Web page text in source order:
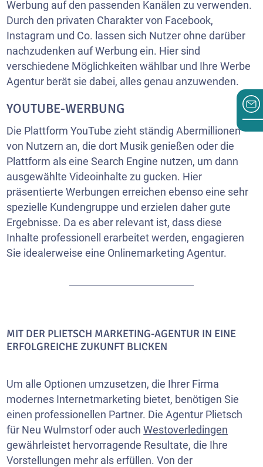
Werbung auf den passenden Kanälen zu verwenden.
Durch den privaten Charakter von Facebook,
Instagram und Co. lassen sich Nutzer ohne darüber
nachzudenken auf Werbung ein. Hier sind
verschiedene Möglichkeiten wählbar und Ihre Werbe
Agentur berät sie dabei, alles genau anzuwenden.
YOUTUBE-WERBUNG
Die Plattform YouTube zieht ständig Abermillionen
von Nutzern an, die dort Musik genießen oder die
Plattform als eine Search Engine nutzen, um dann
ausgewählte Videoinhalte zu gucken. Hier
präsentierte Werbungen erreichen ebenso eine sehr
spezielle Kundengruppe und erzielen daher gute
Ergebnisse. Da es aber relevant ist, dass diese
Inhalte professionell erarbeitet werden, engagieren
Sie idealerweise eine Onlinemarketing Agentur.
MIT DER PLIETSCH MARKETING-AGENTUR IN EINE
ERFOLGREICHE ZUKUNFT BLICKEN
Um alle Optionen umzusetzen, die Ihrer Firma
modernes Internetmarketing bietet, benötigen Sie
einen professionellen Partner. Die Agentur Plietsch
für Neu Wulmstorf oder auchWestoverledingen
gewährleistet hervorragende Resultate, die Ihre
Vorstellungen mehr als erfüllen. Von der